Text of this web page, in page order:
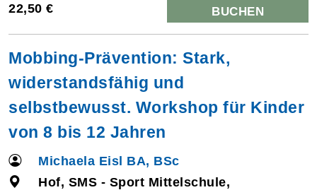
22,50 € BUCHEN
Mobbing-Prävention: Stark,
widerstandsfähig und
selbstbewusst. Workshop für Kinder
von 8 bis 12 Jahren
Michaela Eisl BA, BSc
Hof, SMS - Sport Mittelschule,